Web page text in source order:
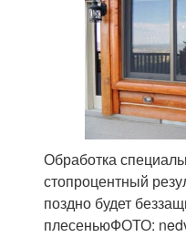
Обработка
стопроцентный
поздно будет
плесеньюФОТО: